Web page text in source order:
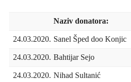
Naziv donatora:
24.03.2020. Sanel Šped doo Konjic
24.03.2020. Bahtijar Sejo
24.03.2020. Nihad Sultanić